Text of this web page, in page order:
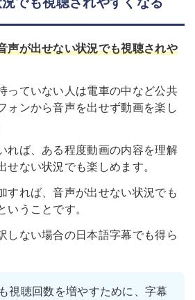
声が出せない状況でも視聴されや
っていない人は電車の中など公共
ォンから音声を出せず動画を楽し
れば、ある程度動画の内容を理解
せない状況でも楽しめます。
すれば、音声が出せない状況でも
うことです。
しない場合の日本語字幕でも得ら
視聴回数を増やすために、字幕